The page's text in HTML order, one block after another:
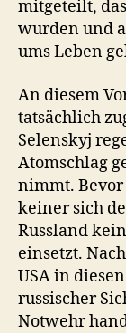
mitgeteilt,
wurden und
ums Leben
An diesem
tatsächlich
Selenskyj
Atomschlag
nimmt.
keiner sich
Russland
einsetzt.
USA in
russischer
Notwehr